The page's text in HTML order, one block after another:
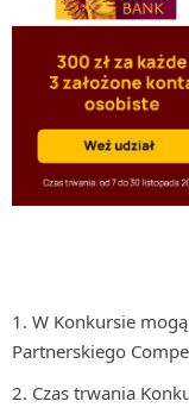
W Konkursie
Partnerskiego
Czas trwania